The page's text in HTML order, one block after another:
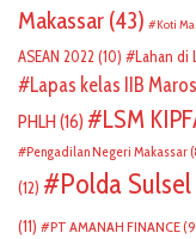
Makassar (43) Koti
ASEAN 2022 (10) Lahan di
Lapas kelas IIB Maros
PHLH (16) LSM
Pengadilan Negeri Makassar
(12)
Polda Sulsel
(11)
PT AMANAH FINANCE